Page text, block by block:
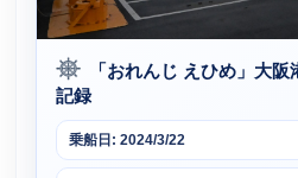
「おれんじ えひめ」大
記録
乗船日: 2024/3/22